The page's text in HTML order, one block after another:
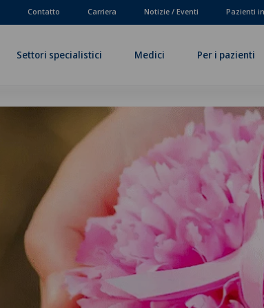
Contatto Carriera Notizie / Eventi Pazienti
Settori specialistici Medici Per i pazienti